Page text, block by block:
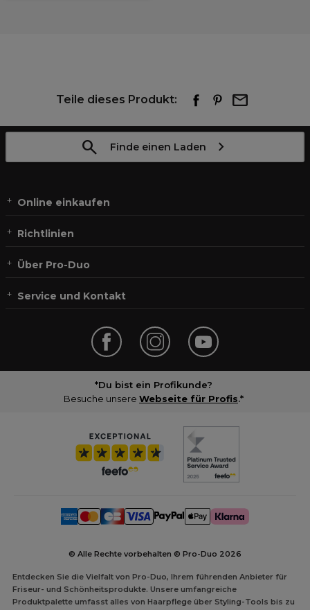
Teile dieses Produkt:
Finde einen Laden
Online einkaufen
Richtlinien
Über Pro-Duo
Service und Kontakt
*Du bist ein Profikunde?
Besuche unsere Webseite für Profis.*
© Alle Rechte vorbehalten © Pro-Duo 2026
Entdecken Sie die Vielfalt von Pro-Duo, Ihrem führenden Anbieter für
Friseur- und Schönheitsprodukte. Unsere umfangreiche
Produktpalette umfasst alles von Haarpflege über Styling-Tools bis zu